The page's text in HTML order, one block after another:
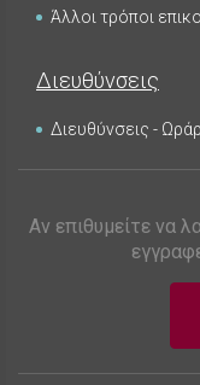
Άλλοι τρόποι
Διευθύνσεις
Διευθύνσεις -
Αν επιθυμείτε να